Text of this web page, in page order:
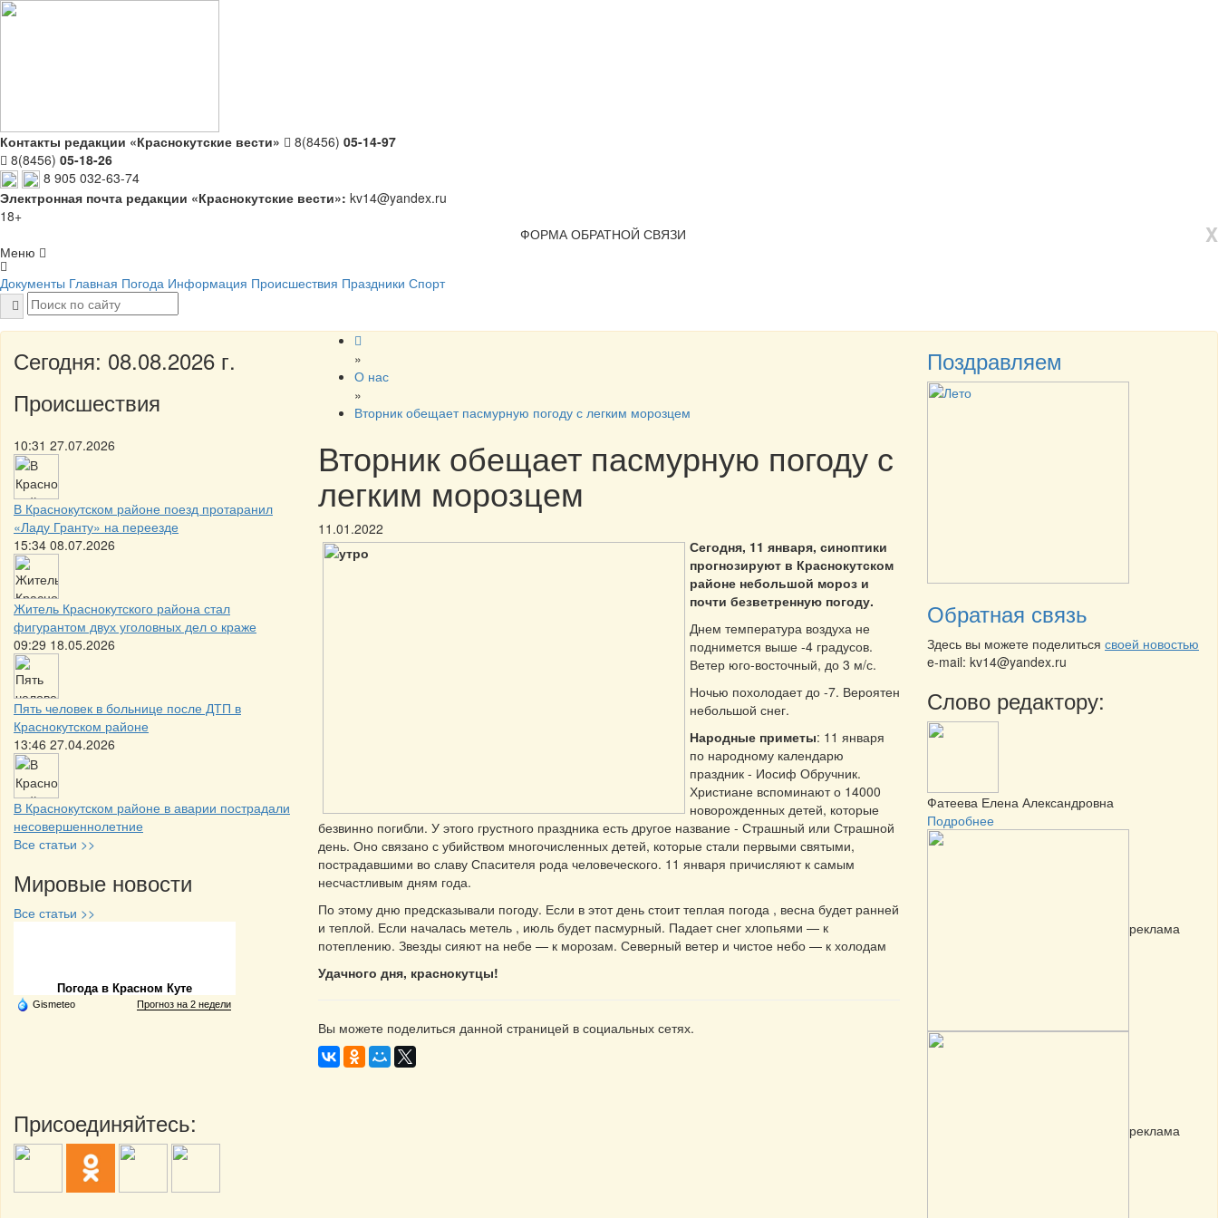
Контакты редакции «Краснокутские вести» 8(8456) 05-14-97
8(8456) 05-18-26
8 905 032-63-74
Электронная почта редакции «Краснокутские вести»: kv14@yandex.ru
18+
X
ФОРМА ОБРАТНОЙ СВЯЗИ
Меню
Документы Главная Погода Информация Происшествия Праздники Спорт
Сегодня: 08.08.2026 г.
Происшествия
10:31 27.07.2026
В Краснокутском районе поезд протаранил
«Ладу Гранту» на переезде
15:34 08.07.2026
Житель Краснокутского района стал
фигурантом двух уголовных дел о краже
09:29 18.05.2026
Пять человек в больнице после ДТП в
Краснокутском районе
13:46 27.04.2026
В Краснокутском районе в аварии пострадали
несовершеннолетние
Все статьи >>
Мировые новости
Все статьи >>
Погода в Красном Куте
Gismeteo Прогноз на 2 недели
Присоединяйтесь:
»
О нас
»
Вторник обещает пасмурную погоду с легким морозцем
Вторник обещает пасмурную погоду с
легким морозцем
11.01.2022
Сегодня, 11 января, синоптики
прогнозируют в Краснокутском
районе небольшой мороз и
почти безветренную погоду.
Днем температура воздуха не
поднимется выше -4 градусов.
Ветер юго-восточный, до 3 м/с.
Ночью похолодает до -7. Вероятен
небольшой снег.
Народные приметы: 11 января
по народному календарю
праздник - Иосиф Обручник.
Христиане вспоминают о 14000
новорожденных детей, которые
безвинно погибли. У этого грустного праздника есть другое название - Страшный или Страшной
день. Оно связано с убийством многочисленных детей, которые стали первыми святыми,
пострадавшими во славу Спасителя рода человеческого. 11 января причисляют к самым
несчастливым дням года.
По этому дню предсказывали погоду. Если в этот день стоит теплая погода , весна будет ранней
и теплой. Если началась метель , июль будет пасмурный. Падает снег хлопьями — к
потеплению. Звезды сияют на небе — к морозам. Северный ветер и чистое небо — к холодам
Удачного дня, краснокутцы!
Вы можете поделиться данной страницей в социальных сетях.
Поздравляем
Обратная связь
Здесь вы можете поделиться своей новостью
e-mail: kv14@yandex.ru
Слово редактору:
Фатеева Елена Александровна
Подробнее
реклама
реклама